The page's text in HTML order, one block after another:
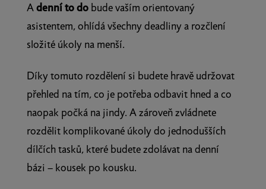
Adenní to do bude vaším orientovaný
asistentem, ohlídá všechny deadliny a rozčlení
složité úkoly na menší.
Díky tomuto rozdělení si budete hravě udržovat
přehled na tím, co je potřeba odbavit hned a co
naopak počká na jindy. A zároveň zvládnete
rozdělit komplikované úkoly do jednodušších
dílčích tasků, které budete zdolávat na denní
bázi – kousek po kousku.